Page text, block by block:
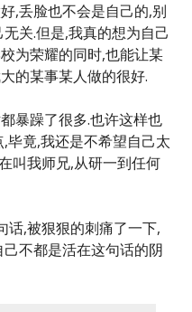
,丢脸也不会是自己的,别
关.但是,我真的想为自己
为荣耀的同时,也能让某
的某事某人做的很好.
暴躁了很多.也许这样也
毕竟,我还是不希望自己太
叫我师兄,从研一到任何
话,被狠狠的刺痛了一下,
不都是活在这句话的阴